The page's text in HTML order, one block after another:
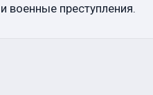
преступления.